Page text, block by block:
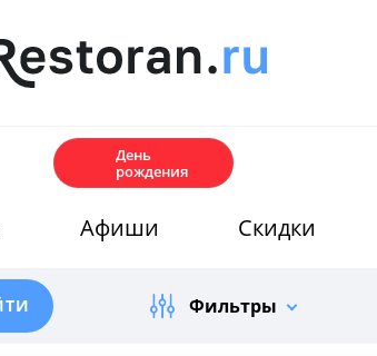
День
рождения
Афиши Скидки
Фильтры